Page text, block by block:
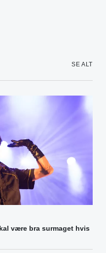
SE ALT
være bra surmaget hvis